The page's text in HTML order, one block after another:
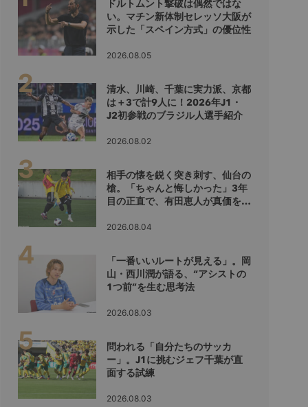
ドルトムント撃破は偶然ではな
い。マチン新体制セレッソ大阪が
示した「スペイン方式」の優位性
2026.08.05
清水、川崎、千葉に実力派、京都
は＋3で計9人に！2026年J1・
J2初参戦のブラジル人選手紹介
2026.08.02
相手の懐を鋭く突き刺す、仙台の
槍。「ちゃんと悔しかった」3年
目の正直で、有田恵人が真価を示
2026.08.04
「一番いいルートが見える」。岡
山・西川潤が語る、“アシストの
1つ前”を生む思考法
2026.08.03
問われる「自分たちのサッカ
ー」。J1に挑むジェフ千葉が直
面する試練
2026.08.03